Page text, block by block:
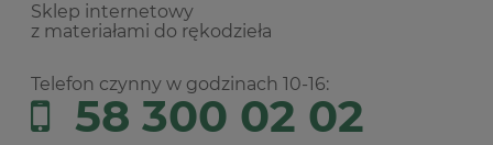
Sklep internetowy
z materiałami do rękodzieła
Telefon czynny w godzinach 10-16:
58 300 02 02